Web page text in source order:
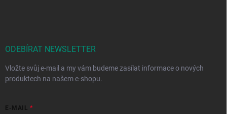
ODEBÍRAT NEWSLETTER
Vložte svůj e-mail a my vám budeme zasílat informace o nových
produktech na našem e-shopu.
E-MAIL